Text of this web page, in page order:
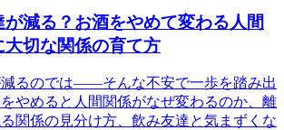
減る？お酒をやめて変わる人間
大切な関係の育て方
るのでは——そんな不安で一歩を踏み出
やめると人間関係がなぜ変わるのか、離
関係の見分け方、飲み友達と気まずくな